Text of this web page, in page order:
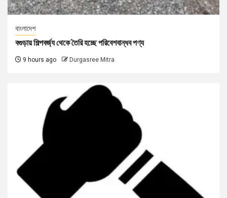
বাংলাদেশ
বগুড়ায় শিল্পবর্জ্য থেকে তৈরি হচ্ছে পরিবেশবান্ধব পণ্য
9 hours ago Durgasree Mitra